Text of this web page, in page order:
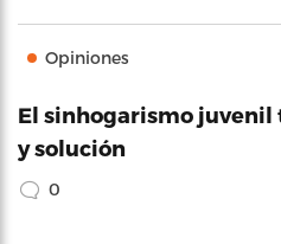
Opiniones
El sinhogarismo
y solución
0